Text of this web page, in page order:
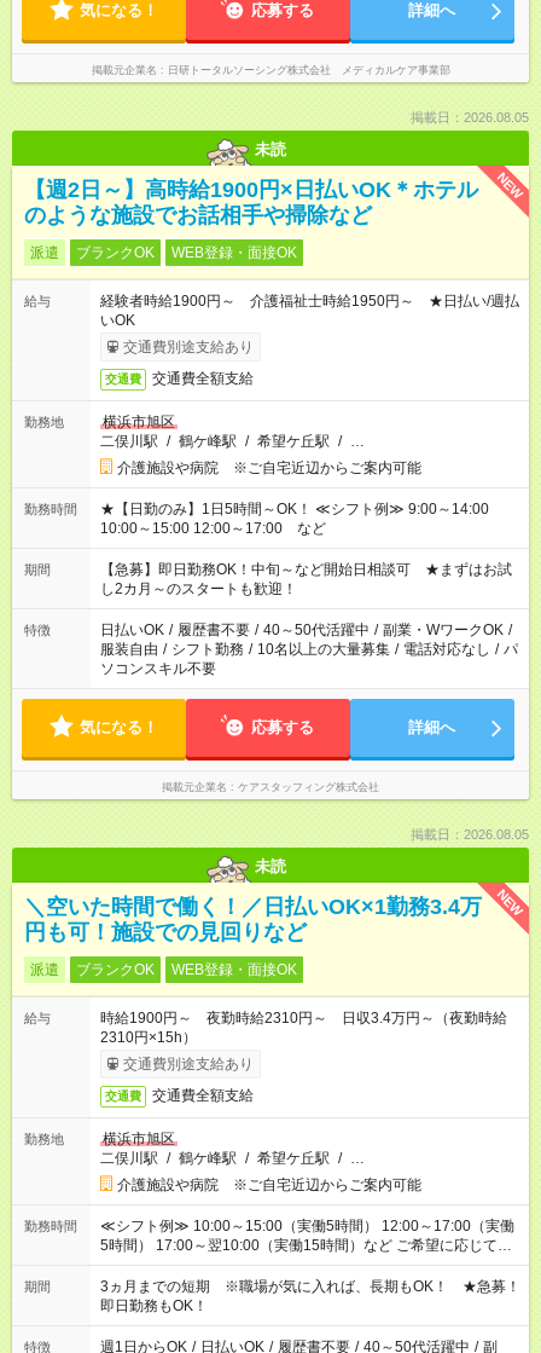
気になる！ 応募する 詳細へ
掲載元企業名 日研トータルソーシング株式会社 メディカルケア事業部
掲載日：2026.08.05
未読
NEW
【週2日～】高時給1900円×日払いOK＊ホテル
のような施設でお話相手や掃除など
派遣 ブランクOK WEB登録・面接OK
給与
経験者時給1900円～ 介護福祉士時給1950円～ ★日払い/週払
いOK
交通費別途支給あり
交通費 交通費全額支給
勤務地
横浜市旭区
二俣川駅 / 鶴ケ峰駅 / 希望ケ丘駅 / …
介護施設や病院 ※ご自宅近辺からご案内可能
勤務時間
★【日勤のみ】1日5時間～OK！ ≪シフト例≫ 9:00～14:00
10:00～15:00 12:00～17:00 など
期間
【急募】即日勤務OK！中旬～など開始日相談可 ★まずはお試
し2カ月～のスタートも歓迎！
特徴 日払いOK / 履歴書不要 / 40～50代活躍中 / 副業・WワークOK /
服装自由 / シフト勤務 / 10名以上の大量募集 / 電話対応なし / パ
ソコンスキル不要
気になる！ 応募する 詳細へ
掲載元企業名 ケアスタッフィング株式会社
掲載日：2026.08.05
未読
NEW
＼空いた時間で働く！／日払いOK×1勤務3.4万
円も可！施設での見回りなど
派遣 ブランクOK WEB登録・面接OK
給与
時給1900円～ 夜勤時給2310円～ 日収3.4万円～（夜勤時給
2310円×15h）
交通費別途支給あり
交通費 交通費全額支給
勤務地
横浜市旭区
二俣川駅 / 鶴ケ峰駅 / 希望ケ丘駅 / …
介護施設や病院 ※ご自宅近辺からご案内可能
勤務時間
≪シフト例≫ 10:00～15:00（実働5時間） 12:00～17:00（実働
5時間） 17:00～翌10:00（実働15時間）など ご希望に応じて、
働く時間は調整できます！ お気軽に担当へ相談ください！
期間
3ヵ月までの短期 ※職場が気に入れば、長期もOK！ ★急募！
即日勤務もOK！
特徴 週1日からOK / 日払いOK / 履歴書不要 / 40～50代活躍中 / 副